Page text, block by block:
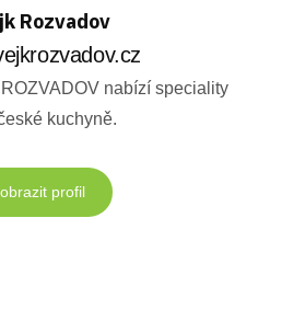
Rozvadov
nabízí speciality
kuchyně.
profil